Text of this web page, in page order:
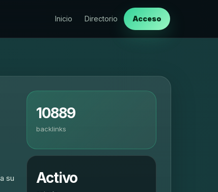
Inicio Directorio Acceso
su
10889
backlinks
Activo